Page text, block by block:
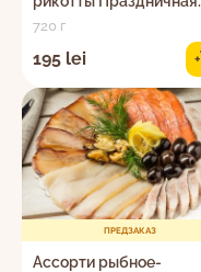
закуска
720 г
195 lei +
ПРЕДЗАКАЗ
Ассорти рыбное-